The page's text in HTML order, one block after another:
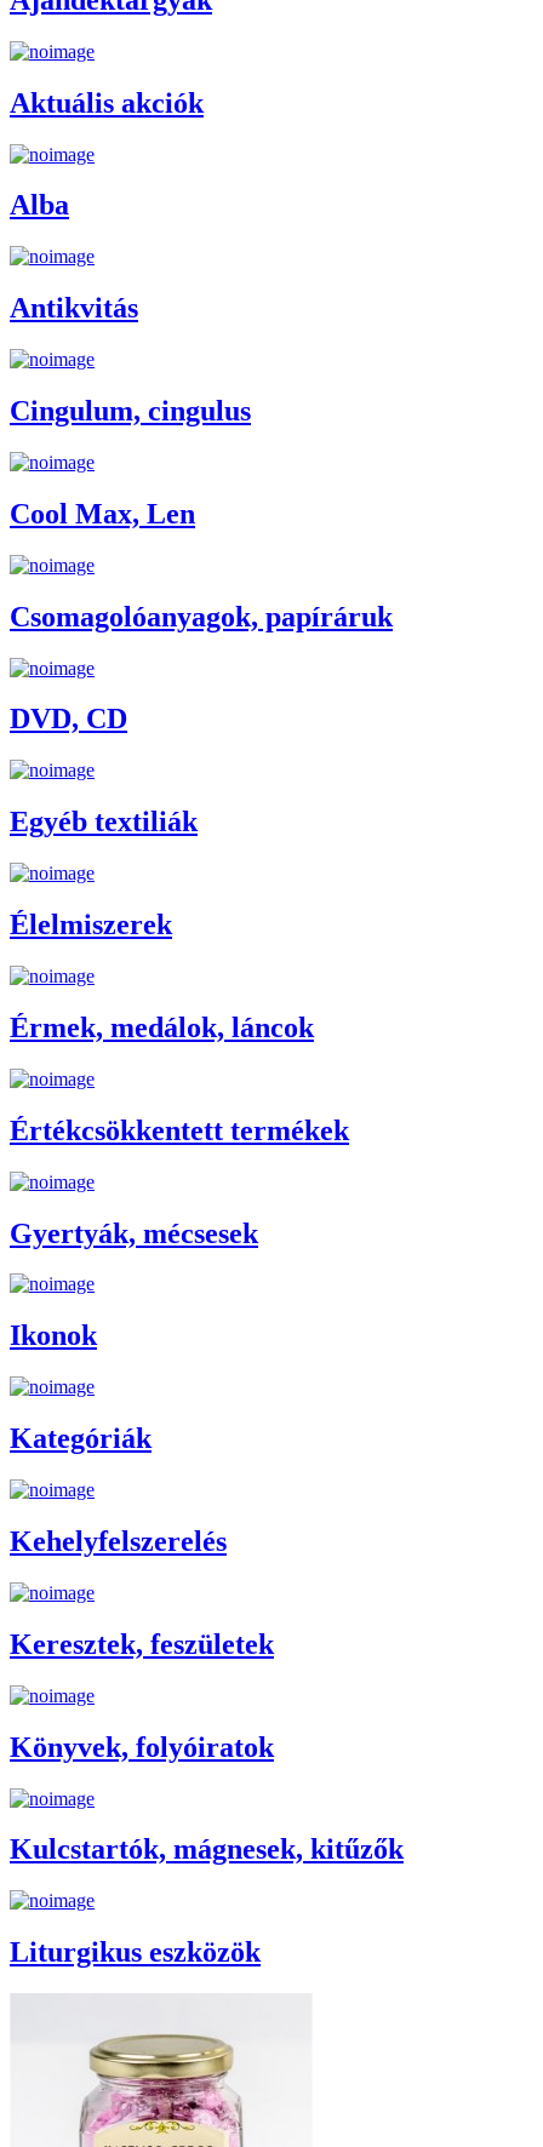
Aktuális akciók
Alba
Antikvitás
Cingulum, cingulus
Cool Max, Len
Csomagolóanyagok, papíráruk
DVD, CD
Egyéb textiliák
Élelmiszerek
Érmek, medálok, láncok
Értékcsökkentett termékek
Gyertyák, mécsesek
Ikonok
Kategóriák
Kehelyfelszerelés
Keresztek, feszületek
Könyvek, folyóiratok
Kulcstartók, mágnesek, kitűzők
Liturgikus eszközök